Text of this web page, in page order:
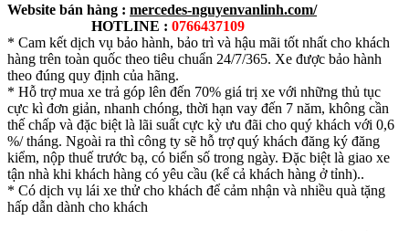
Website bán hàng : mercedes-nguyenvanlinh.com/
HOTLINE : 0766437109
* Cam kết dịch vụ bảo hành, bảo trì và hậu mãi tốt nhất cho khách
hàng trên toàn quốc theo tiêu chuẩn 24/7/365. Xe được bảo hành
theo đúng quy định của hãng.
* Hỗ trợ mua xe trả góp lên đến 70% giá trị xe với những thủ tục
cực kì đơn giản, nhanh chóng, thời hạn vay đến 7 năm, không cần
thế chấp và đặc biệt là lãi suất cực kỳ ưu đãi cho quý khách với 0,6
%/ tháng. Ngoài ra thì công ty sẽ hỗ trợ quý khách đăng ký đăng
kiểm, nộp thuế trước bạ, có biển số trong ngày. Đặc biệt là giao xe
tận nhà khi khách hàng có yêu cầu (kể cả khách hàng ở tỉnh)..
* Có dịch vụ lái xe thử cho khách để cảm nhận và nhiều quà tặng
hấp dẫn dành cho khách